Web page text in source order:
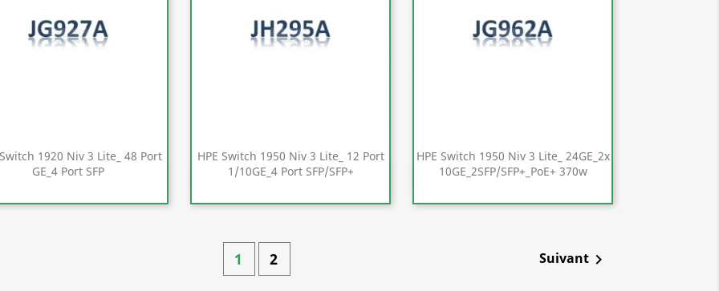
1920 Niv 3 Lite_ 48 Port
GE_4 Port SFP
Aperçu rapide
HPE Switch 1950 Niv 3 Lite_ 12 Port
1/10GE_4 Port SFP/SFP+
Aperçu rapide
HPE Switch 1950 Niv 3 Lite_ 24GE_2x
10GE_2SFP/SFP+_PoE+ 370w
Aperçu rapide
1 2 Suivant 